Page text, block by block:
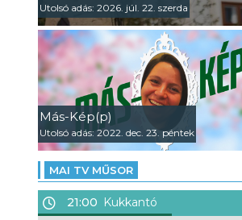
Utolsó adás: 2026. júl. 22. szerda
Más-Kép(p)
Utolsó adás: 2022. dec. 23. péntek
MAI TV MŰSOR
21:00 Kukkantó